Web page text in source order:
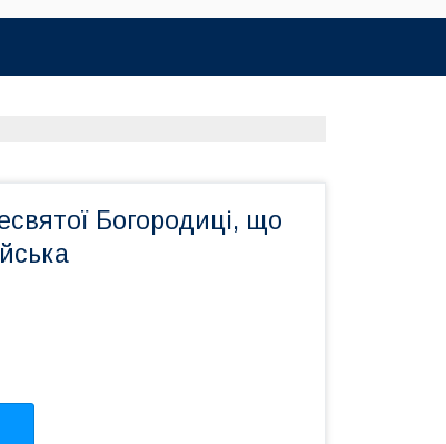
Богородиці, що